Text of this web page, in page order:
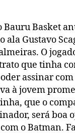
Basket
ala Gustavo
O
que tinha
assinar com
à jovem
que o
será boa
o Batman.